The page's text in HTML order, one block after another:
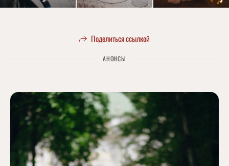
Поделиться ссылкой
АНОНСЫ